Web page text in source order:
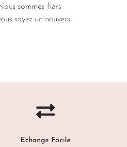
sommes fiers
soyez un nouveau
Echange Facile